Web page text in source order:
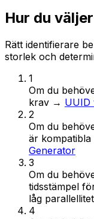
Hur du
Rätt identifierare
storlek och
1
Om du
krav → UUID
2
Om du
är
Generator
3
Om du
tidsstämpel
låg parallellitet
4